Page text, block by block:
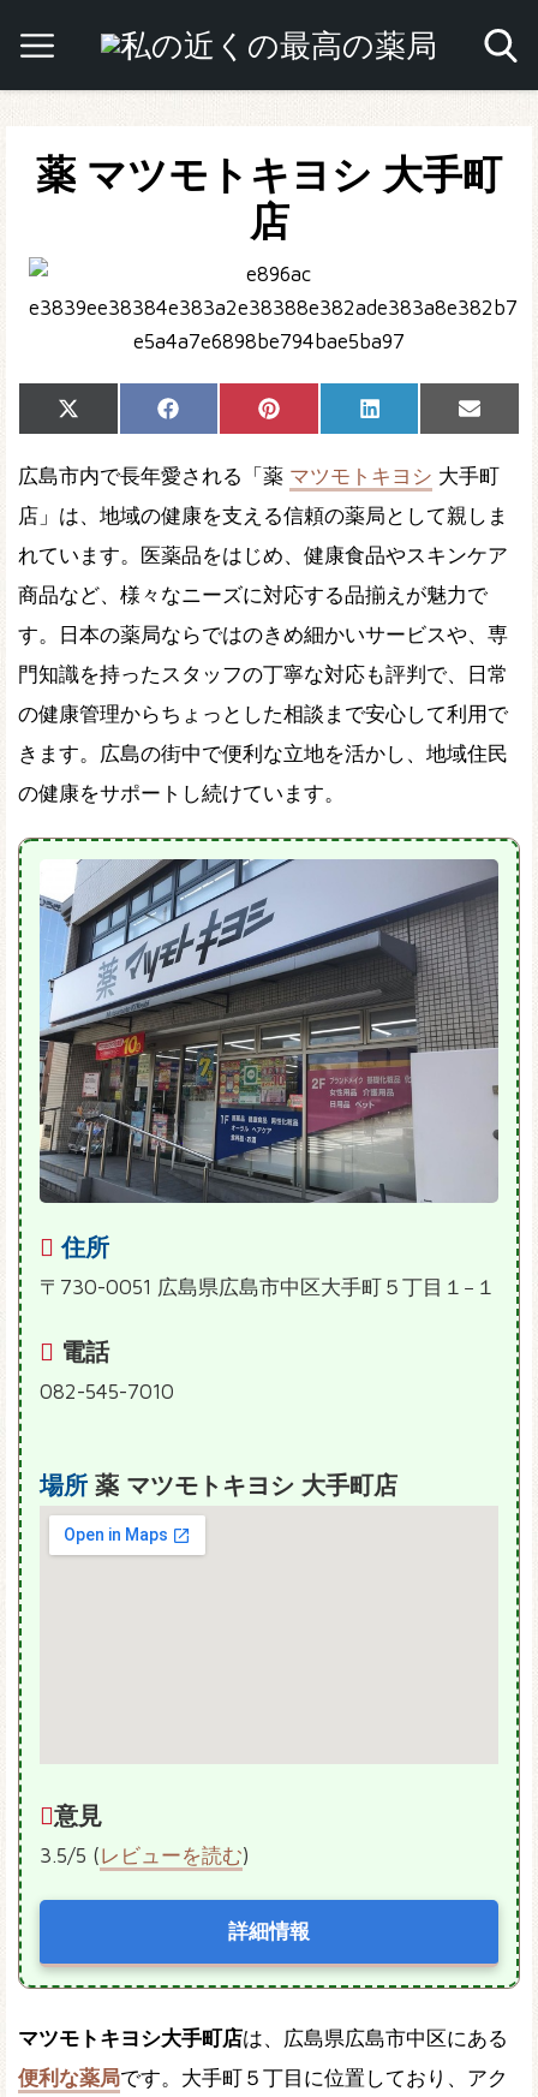
薬 マツモトキヨシ 大手町
店
Share
on
X
(Twitter)
Share
on
Facebook Share
on
Pinterest Share
on
LinkedIn
Share
on
Email
広島市内で長年愛される「薬 マツモトキヨシ 大手町
店」は、地域の健康を支える信頼の薬局として親しま
れています。医薬品をはじめ、健康食品やスキンケア
商品など、様々なニーズに対応する品揃えが魅力で
す。日本の薬局ならではのきめ細かいサービスや、専
門知識を持ったスタッフの丁寧な対応も評判で、日常
の健康管理からちょっとした相談まで安心して利用で
きます。広島の街中で便利な立地を活かし、地域住民
の健康をサポートし続けています。
住所
〒730-0051 広島県広島市中区大手町５丁目１−１
電話
082-545-7010
場所 薬 マツモトキヨシ 大手町店
意見
3.5/5 (レビューを読む)
詳細情報
マツモトキヨシ大手町店は、広島県広島市中区にある
便利な薬局です。大手町５丁目に位置しており、アク